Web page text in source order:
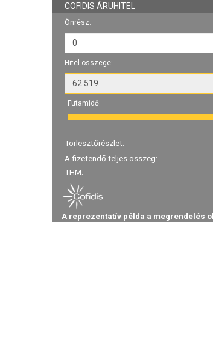
COFIDIS ÁRUHITEL
Önrész:
Hitel összege:
Futamidő:
Törlesztőrészlet:
A fizetendő teljes összeg:
THM:
A reprezentatív példa a megrendelés